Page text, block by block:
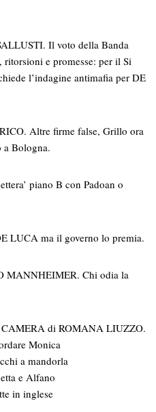
Il voto della Banda
ritorsioni e promesse: per il Si
l’indagine antimafia per DE
Altre firme false, Grillo ora
a Bologna.
piano B con Padoan o
LUCA ma il governo lo premia.
MANNHEIMER. Chi odia la
di ROMANA LIUZZO.
Monica
a mandorla
e Alfano
in inglese